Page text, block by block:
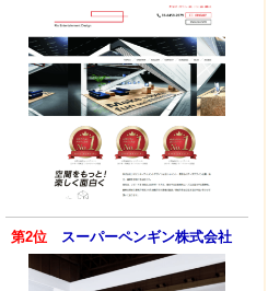
第2位 スーパーペンギン株式会社